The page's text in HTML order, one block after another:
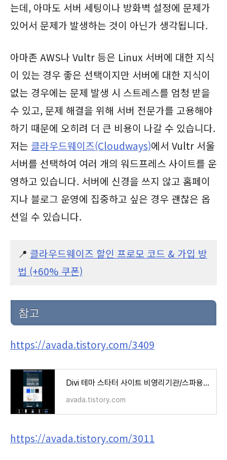
는데, 아마도 서버 세팅이나 방화벽 설정에 문제가
있어서 문제가 발생하는 것이 아닌가 생각됩니다.
아마존 AWS나 Vultr 등은 Linux 서버에 대한 지식
이 있는 경우 좋은 선택이지만 서버에 대한 지식이
없는 경우에는 문제 발생 시 스트레스를 엄청 받을
수 있고, 문제 해결을 위해 서버 전문가를 고용해야
하기 때문에 오히려 더 큰 비용이 나갈 수 있습니다.
저는 클라우드웨이즈(Cloudways)에서 Vultr 서울
서버를 선택하여 여러 개의 워드프레스 사이트를 운
영하고 있습니다. 서버에 신경을 쓰지 않고 홈페이
지나 블로그 운영에 집중하고 싶은 경우 괜찮은 옵
션일 수 있습니다.
📍 클라우드웨이즈 할인 프로모 코드 & 가입 방
법 (+60% 쿠폰)
참고
https://avada.tistory.com/3409
Divi 테마 스타터 사이트 비영리기관/스파용 템플릿 공개 - 데모 템플릿 로드하기
avada.tistory.com
https://avada.tistory.com/3011